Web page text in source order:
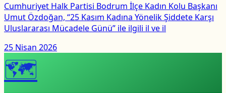
Cumhuriyet Halk Partisi Bodrum İlçe Kadın Kolu Başkanı
Umut Özdoğan, “25 Kasım Kadına Yönelik Şiddete Karşı
Uluslararası Mücadele Günü” ile ilgili il ve il
25 Nisan 2026
🗺